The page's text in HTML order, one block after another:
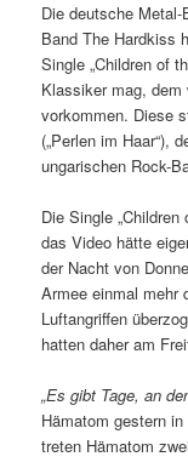
Die deutsche
Band The Hardkiss
Single „Children of
Klassiker mag,
vorkommen. Diese
(„Perlen im Haar“),
ungarischen Rock-
Die Single
das Video hätte
der Nacht von
Armee einmal mehr
Luftangriffen
hatten daher am
„Es gibt Tage, an
Hämatom gestern
treten Hämatom